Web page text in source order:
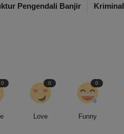
Pengendali Banjir
Kriminal
0
Love
0
Funny
0